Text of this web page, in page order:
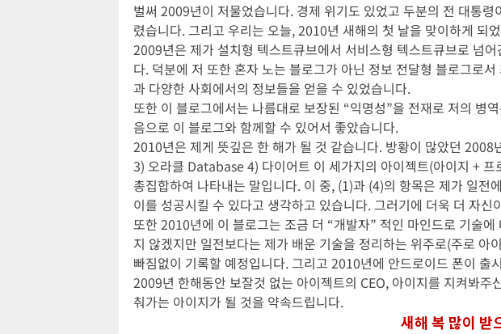
벌써 2009년이 저물었습니다. 경제 위기도 있었고 두분의 전 대통
렸습니다. 그리고 우리는 오늘, 2010년 새해의 첫 날을 맞이하게 되
2009년은 제가 설치형 텍스트큐브에서 서비스형 텍스트큐브로 넘
다. 덕분에 저 또한 혼자 노는 블로그가 아닌 정보 전달형 블로그로
과 다양한 사회에서의 정보들을 얻을 수 있었습니다.
또한 이 블로그에서는 나름대로 보장된 “익명성”을 전재로 저의 병
음으로 이 블로그와 함께할 수 있어서 좋았습니다.
2010년은 제게 뜻깊은 한 해가 될 것 같습니다. 방황이 많았던
3) 오라클 Database 4) 다이어트 이 세가지의 아이젝트(아이지 +
총집합하여 나타내는 말입니다. 이 중, (1)과 (4)의 항목은 제가 일
이를 성공시킬 수 있다고 생각하고 있습니다. 그러기에 더욱 더 자신
또한 2010년에 이 블로그는 조금 더 “개발자” 적인 마인드로 기술
지 않겠지만 일전보다는 제가 배운 기술을 정리하는 위주로(주로
빠짐없이 기록할 예정입니다. 그리고 2010년에 안드로이드 폰이
2009년 한해동안 보잘것 없는 아이젝트의 CEO, 아이지를 지켜봐
춰가는 아이지가 될 것을 약속드립니다.
새해 복 많이